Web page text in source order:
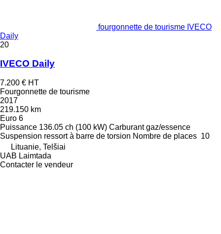
fourgonnette de tourisme IVECO
Daily
20
IVECO Daily
7.200 € HT
Fourgonnette de tourisme
2017
219.150 km
Euro 6
Puissance 136.05 ch (100 kW) Carburant gaz/essence
Suspension ressort à barre de torsion Nombre de places 10
Lituanie, Telšiai
UAB Laimtada
Contacter le vendeur